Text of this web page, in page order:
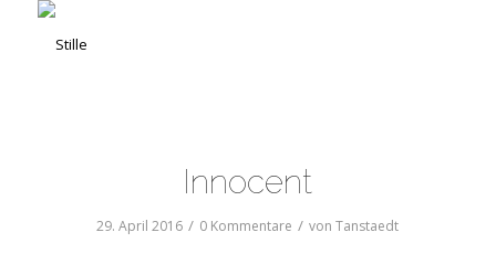
Innocent
29. April 2016 / 0 Kommentare / vonTanstaedt